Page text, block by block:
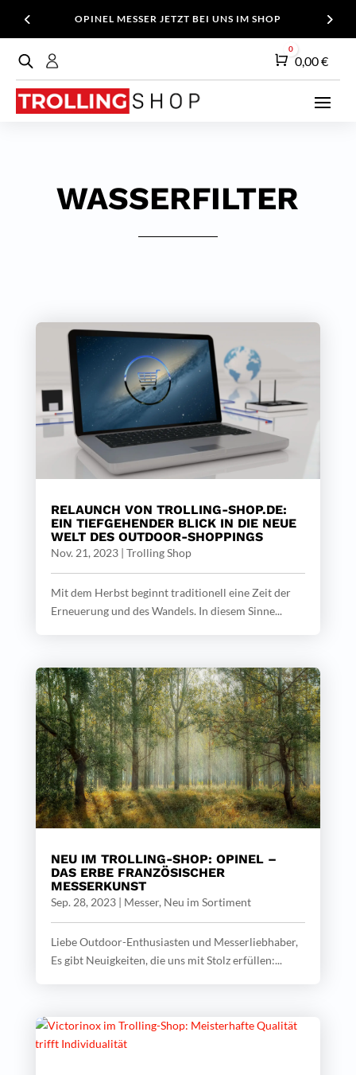
OPINEL MESSER JETZT BEI UNS IM SHOP
Warenkorb
0
0,00€
WASSERFILTER
RELAUNCH VON TROLLING-SHOP.DE:
EIN TIEFGEHENDER BLICK IN DIE NEUE
WELT DES OUTDOOR-SHOPPINGS
Nov. 21, 2023| Trolling Shop
Mit dem Herbst beginnt traditionell eine Zeit der
Erneuerung und des Wandels. In diesem Sinne...
NEU IM TROLLING-SHOP: OPINEL –
DAS ERBE FRANZÖSISCHER
MESSERKUNST
Sep. 28, 2023| Messer, Neu im Sortiment
Liebe Outdoor-Enthusiasten und Messerliebhaber,
Es gibt Neuigkeiten, die uns mit Stolz erfüllen:...